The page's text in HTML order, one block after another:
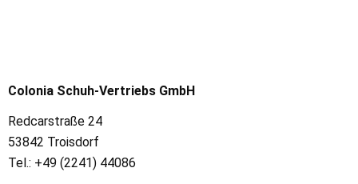
Colonia Schuh-Vertriebs GmbH
Redcarstraße 24
53842 Troisdorf
Tel.: +49 (2241) 44086